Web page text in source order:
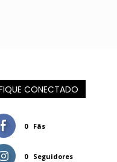
CONECTADO
0 Fãs
0 Seguidores